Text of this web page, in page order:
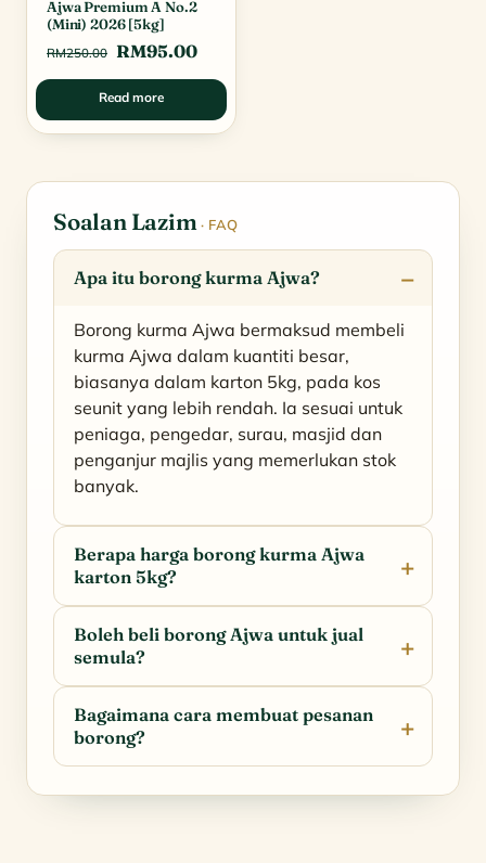
Ajwa Premium A No.2
(Mini) 2026 [5kg]
RM250.00 Original
price
was:
RM250.00.
RM95.00Current
price
RM95.00.
Read more
Soalan Lazim· FAQ
Apa itu borong kurma Ajwa?
Borong kurma Ajwa bermaksud membeli
kurma Ajwa dalam kuantiti besar,
biasanya dalam karton 5kg, pada kos
seunit yang lebih rendah. Ia sesuai untuk
peniaga, pengedar, surau, masjid dan
penganjur majlis yang memerlukan stok
banyak.
Berapa harga borong kurma Ajwa
karton 5kg?
Boleh beli borong Ajwa untuk jual
semula?
Bagaimana cara membuat pesanan
borong?